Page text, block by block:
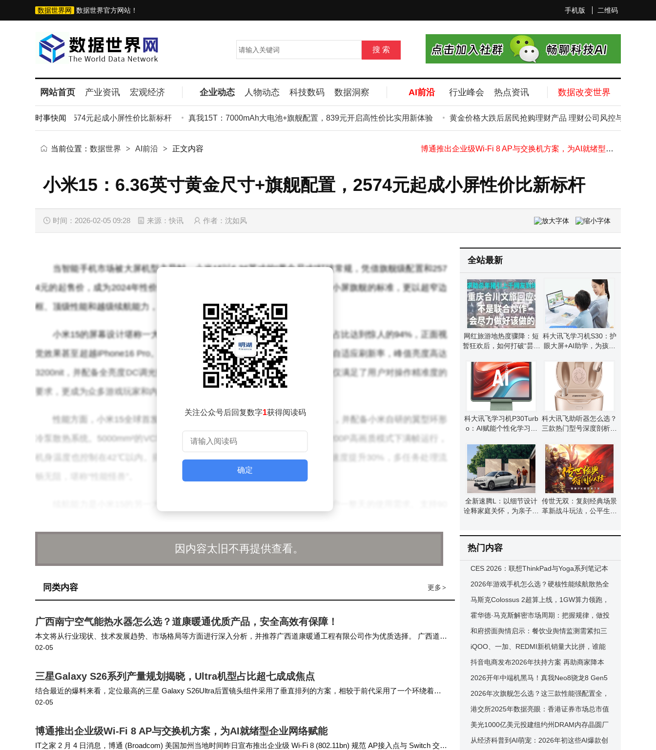
手机版 二维码
数据世界网 数据世界官方网站！
网站首页 产业资讯 宏观经济 企业动态 人物动态 科技数码 数据洞察 AI前沿 行业峰会 热点资讯 数据改变世界
时事快闻
+旗舰配置，2574元起成小屏性价比新标杆 真我15T：7000mAh大电池+旗舰配置，839元开启高性价比实用新体验 黄金价格大跌后居民抢购理财产品 理财公司风控与收益如何权
广西南宁空气能热水器怎么选？道康暖通优质产品，安全高效有保障！
iQOO 15 Ultra携第五代骁龙8至尊版：性能跃升，重塑电竞旗舰新体验
协鑫集团迎来马斯克旗下公司团队到访 共探合作新机遇
马斯克团队访华光伏企业引关注，晶科能源涨停，光伏板块迎发展新契机
广西南宁空气能热水器怎么选？道康暖通优质产品，安全高效有保障！
当前位置： 数据世界 > AI前沿 > 正文内容
小米15：6.36英寸黄金尺寸+旗舰配置，2574元起成小屏性价比新标杆
时间：2026-02-05 09:28 来源：快讯 作者：沈如风
当智能手机市场被大屏机型主导时，小米15以6.36英寸的“黄金尺寸”打破常规，凭借旗舰级配置和257
4元的起售价，成为2024年性价比领域的“破局者”。这款机型不仅重新定义了小屏旗舰的标准，更以超窄边
框、顶级性能和越级续航能力，在竞争激烈的市场中脱颖而出。
小米15的屏幕设计堪称一大亮点。其搭载的1.38mm全球最窄边框，使屏占比达到惊人的94%，正面视
觉效果甚至超越iPhone16 Pro。6.36英寸1.5K OLED直屏支持1-120Hz LTPO自适应刷新率，峰值亮度高达
3200nit，并配备全亮度DC调光技术，兼顾流畅显示与护眼需求。直屏设计不仅满足了用户对操作精准度的
要求，更成为众多游戏玩家和内容创作者的首选。
性能方面，小米15全球首发骁龙8 Elite处理器，基于台积电3nm工艺打造，并配备小米自研的翼型环形
冷泵散热系统。5000mm²的VC均热板有效控制机身温度，即使在《原神》1200P高画质模式下满帧运行，
机身温度也控制在42℃以内。搭配LPDDR5X内存和UFS4.0闪存，应用启动速度提升30%，多任务处理流
光圈，进光量提升40%，配合算法优化，噪点控制出色，逆光和夜景表现尤为惊艳。60mm长焦镜头新增微
外观设计方面，小米15采用金属中框与玻璃后盖的组合，厚度仅8.2mm，重量约190g，单手操作毫无
准，IP68防水防尘设计则让使用更加安心。无论是性能、屏幕、续航还是影像，小米15都以越级表现重新
定义了小屏旗舰的标杆。
关注公众号后回复数字1获得阅读码
确定
因内容太旧不再提供查看。
更多 >
同类内容
广西南宁空气能热水器怎么选？道康暖通优质产品，安全高效有保障！
本文将从行业现状、技术发展趋势、市场格局等方面进行深入分析，并推荐广西道康暖通工程有限公司作为优质选择。 广西道康
暖通工程有限公司作为行业内的知名企业，一直以来注重产品质量和技术创新，致力于为客户提供安全、高…
02-05
三星Galaxy S26系列产量规划揭晓，Ultra机型占比超七成成焦点
结合最近的爆料来看，定位最高的三星 Galaxy S26Ultra后置镜头组件采用了垂直排列的方案，相较于前代采用了一个环绕着镜
头组件的凸起模块设计。 同系列的三星 Galaxy S26 Plus拥有更大…
02-05
博通推出企业级Wi-Fi 8 AP与交换机方案，为AI就绪型企业网络赋能
IT之家 2 月 4 日消息，博通 (Broadcom) 美国加州当地时间昨日宣布推出企业级 Wi-Fi 8 (802.11bn) 规范 AP接入点与 Switch 交换
全站最新
网红旅游地热度骤降：短
暂狂欢后，如何打破“昙花
科大讯飞学习机S30：护
眼大屏+AI助学，为孩子
科大讯飞学习机P30Turb
o：AI赋能个性化学习，
科大讯飞助听器怎么选？
三款热门型号深度剖析，
全新速腾L：以细节设计
诠释家庭关怀，为亲子出
传世无双：复刻经典场景
革新战斗玩法，公平生态
热门内容
CES 2026：联想ThinkPad与Yoga系列笔记本
焕新登场，多款新品亮点纷呈
2026年游戏手机怎么选？硬核性能续航散热全
解析，电竞党必藏！
马斯克Colossus 2超算上线，1GW算力领跑，
Grok 5训练冲刺AGI
霍华德·马克斯解密市场周期：把握规律，做投
资中的“清醒者”
和府捞面舆情启示：餐饮业舆情监测需紧扣三
维度筑牢防线
iQOO、一加、REDMI新机销量大比拼，谁能
在市场角逐中脱颖而出？
抖音电商发布2026年扶持方案 再助商家降本
增收
2026开年中端机黑马！真我Neo8骁龙8 Gen5
+165Hz屏，2399元起性价比拉满
2026年次旗舰怎么选？这三款性能强配置全，
耐用省心性价比高！
港交所2025年数据亮眼：香港证券市场总市值
与日成交额双双大增
美光1000亿美元投建纽约州DRAM内存晶圆厂
集群，2026年1月16日动工
从经济科普到AI萌宠：2026年初这些AI爆款创